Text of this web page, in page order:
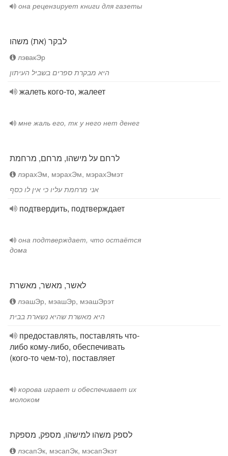
она рецензирует книги для газеты
לבקר (את) משהו
лэвакЭр
היא מבקרת ספרים בשביל העיתון
жалеть кого-то, жалеет
мне жаль его, тк у него нет денег
לרחם על מישהו, מרחם, מרחמת
лэрахЭм, мэрахЭм, мэрахЭмэт
אני מרחמת עליו כי אין לו כסף
подтвердить, подтверждает
она подтверждает, что остаётся
дома
לאשר, מאשר, מאשרת
лэашЭр, мэашЭр, мэашЭрэт
היא מאשרת שהיא נשארת בבית
предоставлять, поставлять что-
либо кому-либо, обеспечивать
(кого-то чем-то), поставляет
корова играет и обеспечивает их
молоком
לספק משהו למישהו, מספק, מספקת
лэсапЭк, мэсапЭк, мэсапЭкэт